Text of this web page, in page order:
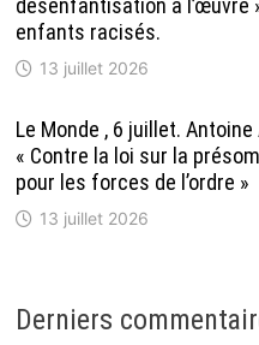
désenfantisation à l’œuvre
enfants racisés.
13 juillet 2026
Le Monde , 6 juillet.
« Contre la loi sur la
pour les forces de l’ordre »
13 juillet 2026
Derniers